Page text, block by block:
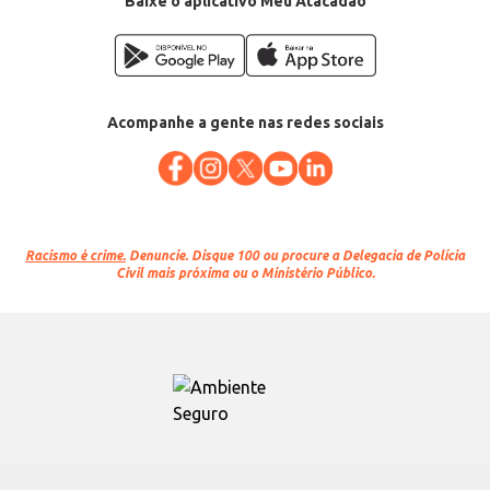
Acompanhe a gente nas redes sociais
Racismo é crime. Denuncie. Disque 100 ou procure a Delegacia de Polícia
Civil mais próxima ou o Ministério Público.